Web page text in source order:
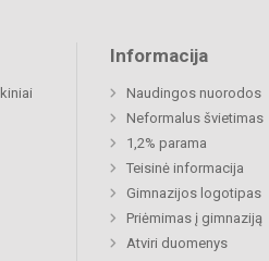
Informacija
Naudingos nuorodos
Neformalus švietimas
1,2% parama
Teisinė informacija
Gimnazijos logotipas
Priėmimas į gimnaziją
Atviri duomenys